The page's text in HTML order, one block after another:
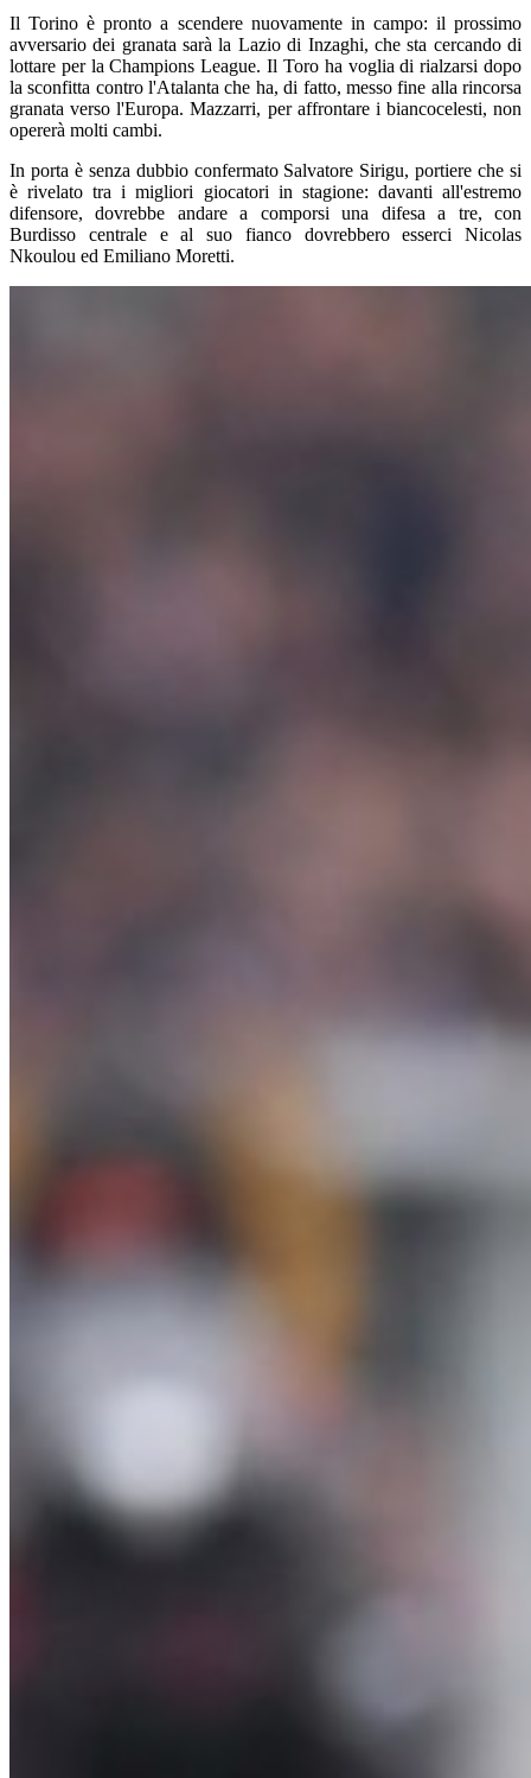
Il Torino è pronto a scendere nuovamente in campo: il prossimo
avversario dei granata sarà la Lazio di Inzaghi, che sta cercando di
lottare per la Champions League. Il Toro ha voglia di rialzarsi dopo
la sconfitta contro l'Atalanta che ha, di fatto, messo fine alla rincorsa
granata verso l'Europa. Mazzarri, per affrontare i biancocelesti, non
opererà molti cambi.
In porta è senza dubbio confermato Salvatore Sirigu, portiere che si
è rivelato tra i migliori giocatori in stagione: davanti all'estremo
difensore, dovrebbe andare a comporsi una difesa a tre, con
Burdisso centrale e al suo fianco dovrebbero esserci Nicolas
Nkoulou ed Emiliano Moretti.